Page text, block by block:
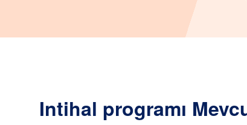
Intihal programı